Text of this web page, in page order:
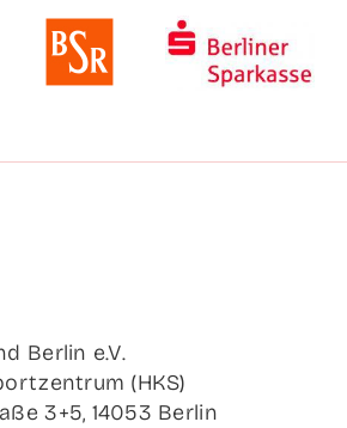
Ber­lin e.V.
(HKS)
3+5, 14053 Berlin